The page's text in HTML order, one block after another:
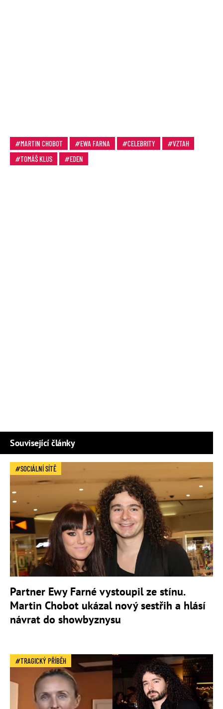
MARTIN CHOBOT EWA FARNA CELEBRITY
VZTAH
TOMÁŠ KLUS
EDEN
Související články
SOCIÁLNÍ SÍTĚ
Partner Ewy Farné vystoupil ze stínu.
Martin Chobot ukázal nový sestřih a hlásí
návrat do showbyznysu
TRAGICKÝ PŘÍBĚH